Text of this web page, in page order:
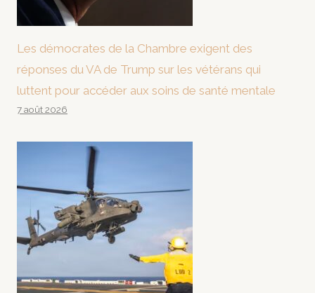
Les démocrates de la Chambre exigent des
réponses du VA de Trump sur les vétérans qui
luttent pour accéder aux soins de santé mentale
7 août 2026